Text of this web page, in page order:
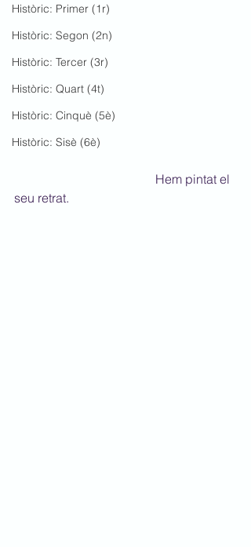
Històric: Primer (1r)
Històric: Segon (2n)
Històric: Tercer (3r)
Històric: Quart (4t)
Històric: Cinquè (5è)
Històric: Sisè (6è)
seu retrat.